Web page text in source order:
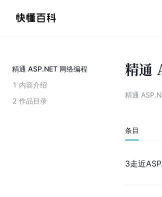
精通 ASP.NET 网络编程
1 内容介绍
2 作品目录
精通
精通
条目
3走近